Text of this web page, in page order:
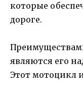
которые
дороге.
являются его
Этот мотоцикл